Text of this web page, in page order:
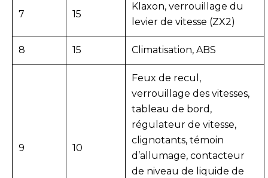
7 15
Klaxon, verrouillage du
levier de vitesse (ZX2)
8 15 Climatisation, ABS
9 10
Feux de recul,
verrouillage des vitesses,
tableau de bord,
régulateur de vitesse,
clignotants, témoin
d’allumage, contacteur
de niveau de liquide de